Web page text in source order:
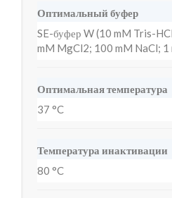
Оптимальный буфер
SE-буфер W (10 mM Tris-
mM MgCl2; 100 mM NaCl; 1
Оптимальная температура
37 °C
Температура инактивации
80 °C